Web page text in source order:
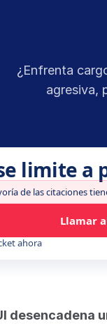
¿Enfrenta
agresiva,
limite a
de las citaciones
Llamar
ahora
desencadena